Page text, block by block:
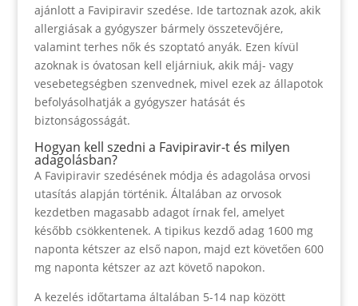
ajánlott a Favipiravir szedése. Ide tartoznak azok, akik
allergiásak a gyógyszer bármely összetevőjére,
valamint terhes nők és szoptató anyák. Ezen kívül
azoknak is óvatosan kell eljárniuk, akik máj- vagy
vesebetegségben szenvednek, mivel ezek az állapotok
befolyásolhatják a gyógyszer hatását és
biztonságosságát.
Hogyan kell szedni a Favipiravir-t és milyen
adagolásban?
A Favipiravir szedésének módja és adagolása orvosi
utasítás alapján történik. Általában az orvosok
kezdetben magasabb adagot írnak fel, amelyet
később csökkentenek. A tipikus kezdő adag 1600 mg
naponta kétszer az első napon, majd ezt követően 600
mg naponta kétszer az azt követő napokon.
A kezelés időtartama általában 5-14 nap között